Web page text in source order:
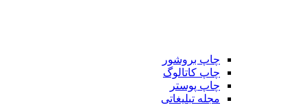
چاپ بروشور
چاپ کاتالوگ
چاپ پوستر
مجله تبلیغاتی